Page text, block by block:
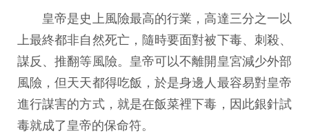
皇帝是史上風險最高的行業，高達三分之一以
上最終都非自然死亡，隨時要面對被下毒、刺殺、
謀反、推翻等風險。皇帝可以不離開皇宮減少外部
風險，但天天都得吃飯，於是身邊人最容易對皇帝
進行謀害的方式，就是在飯菜裡下毒，因此銀針試
毒就成了皇帝的保命符。